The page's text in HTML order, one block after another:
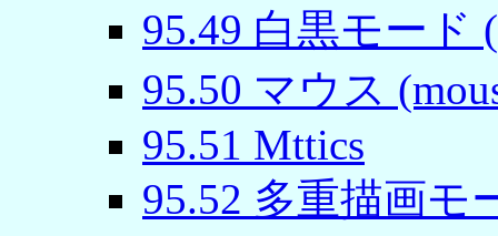
95.49 白黒モード
95.50 マウス
95.51 Mttics
95.52 多重描画モ